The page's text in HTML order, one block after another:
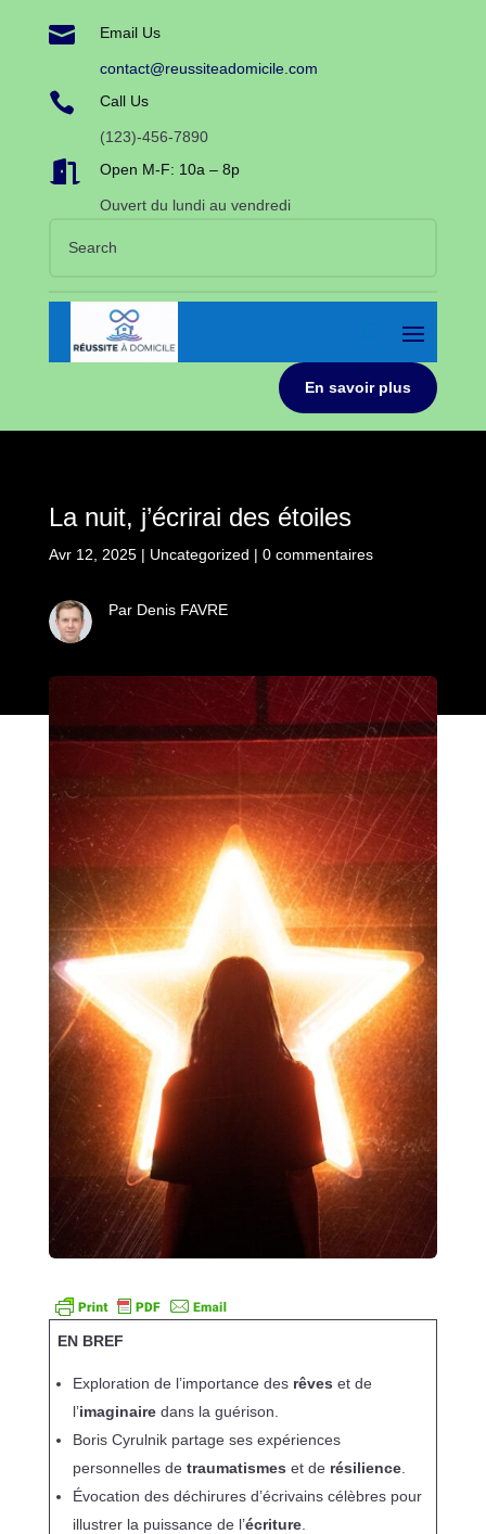
 Email Us
contact@reussiteadomicile.com
 Call Us
(123)-456-7890
 Open M-F: 10a – 8p
Ouvert du lundi au vendredi
En savoir plus
La nuit, j’écrirai des étoiles
Avr 12, 2025| Uncategorized | 0 commentaires
Par Denis FAVRE
EN BREF
Exploration de l’importance des rêves et de
l’imaginairedans la guérison.
Boris Cyrulnik partage ses expériences
personnelles de traumatismes et de résilience.
Évocation des déchirures d’écrivains célèbres pour
illustrer la puissance de l’écriture.